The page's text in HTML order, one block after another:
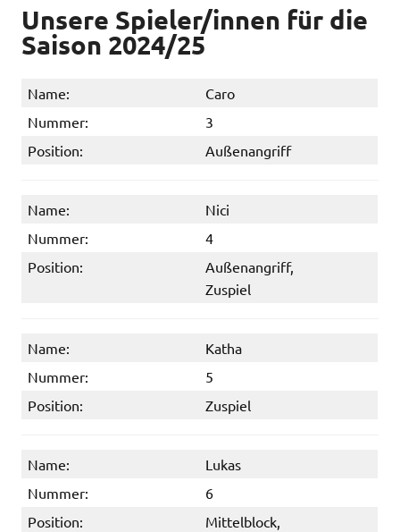
Unsere Spieler/innen für die
Saison 2024/25
Name:
Caro
Nummer:
3
Position:
Außenangriff
Name:
Nici
Nummer:
4
Position:
Außenangriff,
Zuspiel
Name:
Katha
Nummer:
5
Position:
Zuspiel
Name:
Lukas
Nummer:
6
Position:
Mittelblock,